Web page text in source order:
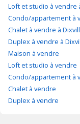
Loft et studio à vendre
Condo/appartement à
Chalet à vendre à
Duplex à vendre à
Maison à vendre
Loft et studio à vendre
Condo/appartement à
Chalet à vendre
Duplex à vendre